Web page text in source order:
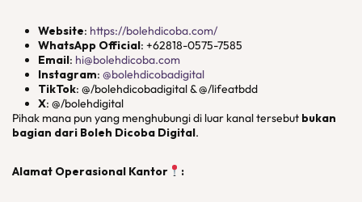
Website: https://bolehdicoba.com/
WhatsApp Official: +62818-0575-7585
Email: hi@bolehdicoba.com
Instagram: @bolehdicobadigital
TikTok: @/bolehdicobadigital & @/lifeatbdd
X: @/bolehdigital
Pihak mana pun yang menghubungi di luar kanal tersebut bukan
bagian dari Boleh Dicoba Digital.
Alamat Operasional Kantor :